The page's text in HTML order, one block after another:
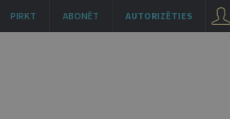
AUTORIZĒTIES
ABONĒT
PIRKT